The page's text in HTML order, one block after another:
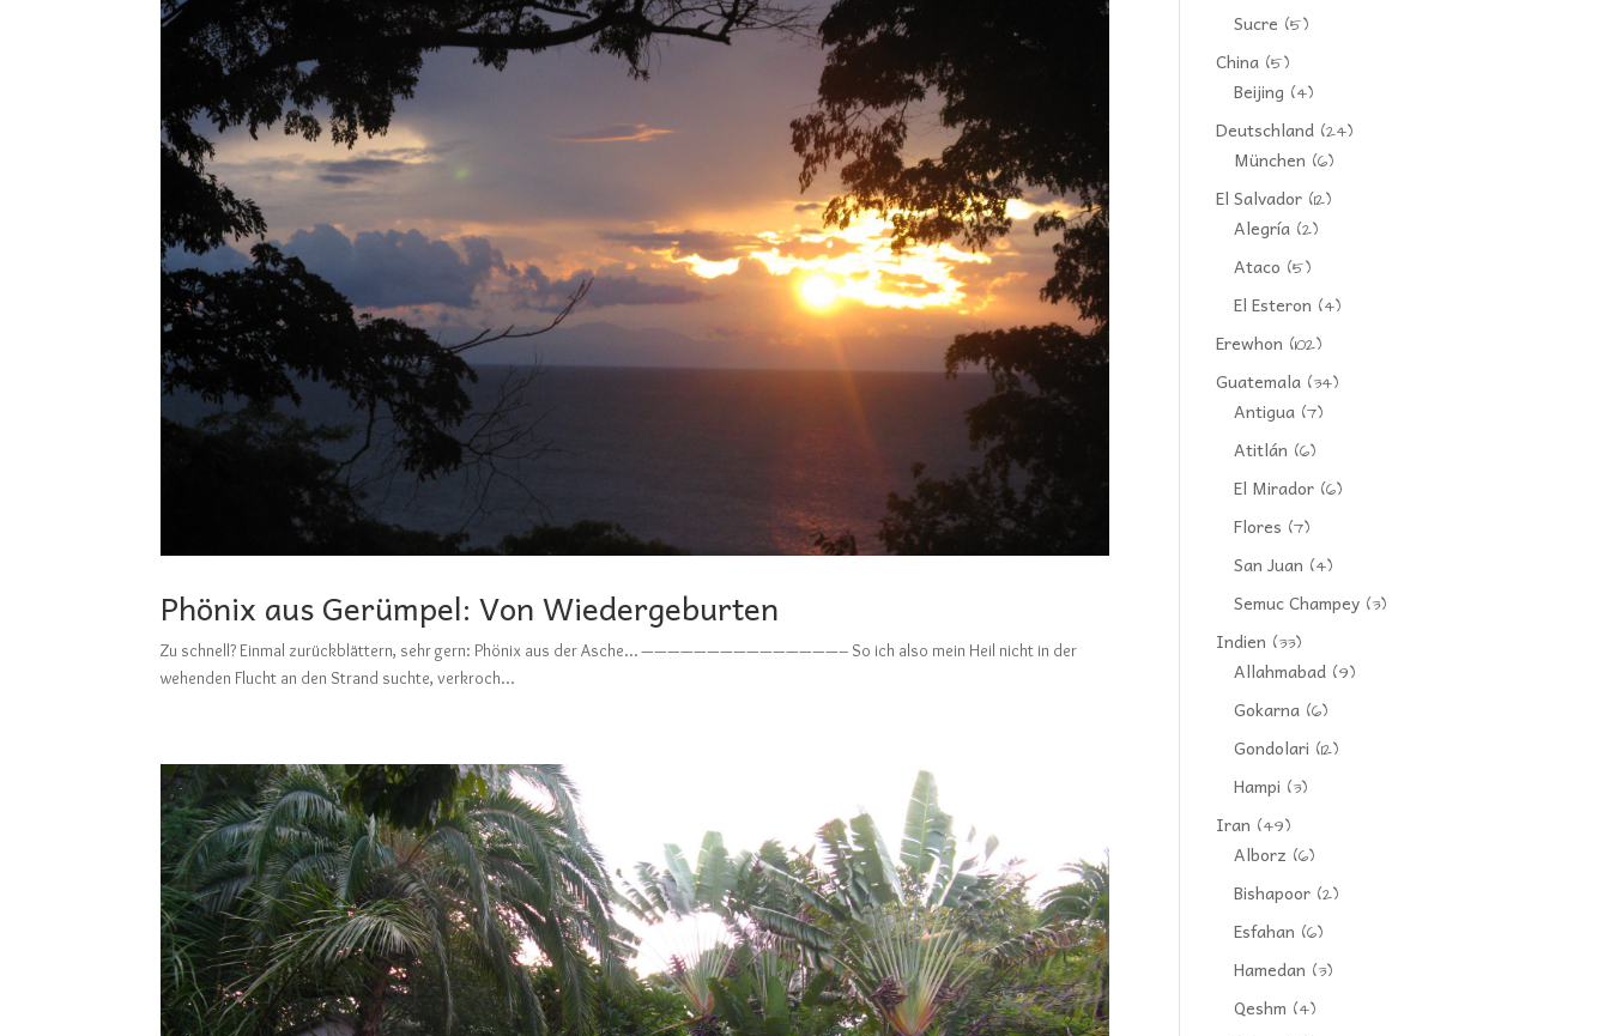
Phönix aus Gerümpel: Von Wiedergeburten
Zu schnell? Einmal zurückblättern, sehr gern: Phönix aus der Asche… ———————————————– So ich also mein Heil nicht in der
wehenden Flucht an den Strand suchte, verkroch...
Sucre (5)
China (5)
Beijing (4)
Deutschland (24)
München (6)
El Salvador (12)
Alegría (2)
Ataco (5)
El Esteron (4)
Erewhon (102)
Guatemala (34)
Antigua (7)
Atitlán (6)
El Mirador (6)
Flores (7)
San Juan (4)
Semuc Champey (3)
Indien (33)
Allahmabad (9)
Gokarna (6)
Gondolari (12)
Hampi (3)
Iran (49)
Alborz (6)
Bishapoor (2)
Esfahan (6)
Hamedan (3)
Qeshm (4)